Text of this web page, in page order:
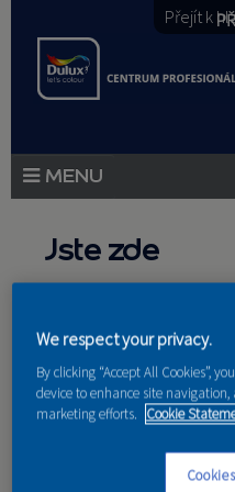
Přejít k
AKCE A NOVINKY
AKADEMIE
Jste zde
Nakupují u
We respect your privacy.
By clicking “Accept All Cookies”,
device to enhance site
marketing efforts. Cookie